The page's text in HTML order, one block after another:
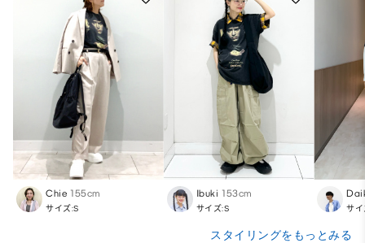
Chie 155cm
サイズ:S
Ibuki 153cm
サイズ:S サ
スタイリングをもっとみる